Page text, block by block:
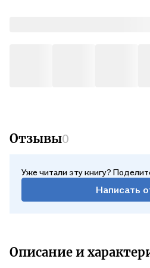
Отзывы0
Уже читали эту книгу?
Написать
Описание и